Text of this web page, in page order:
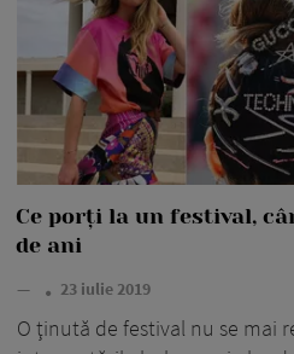
Ce porți la un festival,
de ani
— 23 iulie 2019
O ţinută de festival nu se mai